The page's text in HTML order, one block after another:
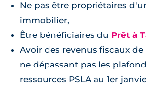
Ne pas être propriétaires
immobilier,
Être bénéficiaires du Prêt à
Avoir des revenus fiscaux de
ne dépassant pas les
ressources PSLA au 1er